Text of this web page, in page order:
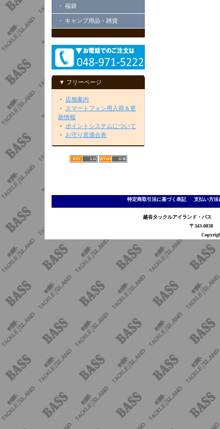
・ 福袋
・ キャンプ用品・雑貨
▼ フリーページ
・ 店舗案内
・ スマートフォン用入荷＆更
新情報
・ ポイントシステムについて
・ お守り君適合表
特定商取引法に基づく表記｜ 支払い方法
越谷タックルアイランド・バ
〒343-0838